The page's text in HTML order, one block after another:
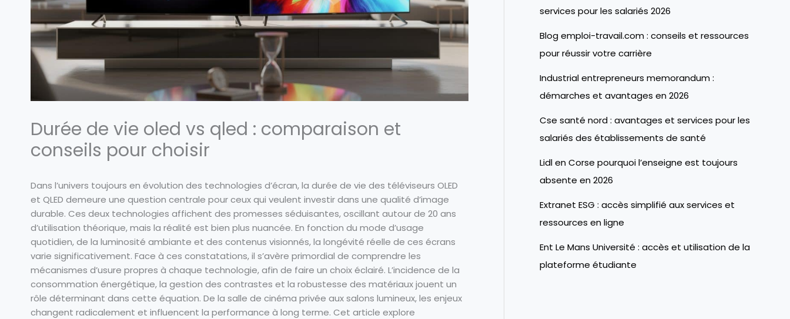
Durée de vie oled vs qled : comparaison et
conseils pour choisir
Dans l’univers toujours en évolution des technologies d’écran, la durée de vie des téléviseurs OLED
et QLED demeure une question centrale pour ceux qui veulent investir dans une qualité d’image
durable. Ces deux technologies affichent des promesses séduisantes, oscillant autour de 20 ans
d’utilisation théorique, mais la réalité est bien plus nuancée. En fonction du mode d’usage
quotidien, de la luminosité ambiante et des contenus visionnés, la longévité réelle de ces écrans
varie significativement. Face à ces constatations, il s’avère primordial de comprendre les
mécanismes d’usure propres à chaque technologie, afin de faire un choix éclairé. L’incidence de la
consommation énergétique, la gestion des contrastes et la robustesse des matériaux jouent un
rôle déterminant dans cette équation. De la salle de cinéma privée aux salons lumineux, les enjeux
changent radicalement et influencent la performance à long terme. Cet article explore
services pour les salariés 2026
Blog emploi-travail.com : conseils et ressources
pour réussir votre carrière
Industrial entrepreneurs memorandum :
démarches et avantages en 2026
Cse santé nord : avantages et services pour les
salariés des établissements de santé
Lidl en Corse pourquoi l’enseigne est toujours
absente en 2026
Extranet ESG : accès simplifié aux services et
ressources en ligne
Ent Le Mans Université : accès et utilisation de la
plateforme étudiante